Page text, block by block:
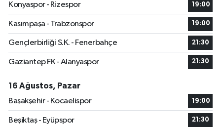
Konyaspor - Rizespor
19:00
Kasımpaşa - Trabzonspor 19:00
Gençlerbirliği S.K. - Fenerbahçe 21:30
Gaziantep FK - Alanyaspor 21:30
16 Ağustos, Pazar
Başakşehir - Kocaelispor
19:00
Beşiktaş - Eyüpspor 21:30